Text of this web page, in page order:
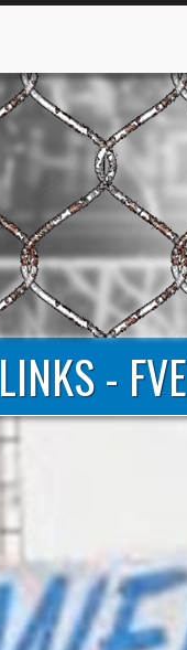
LINKS -